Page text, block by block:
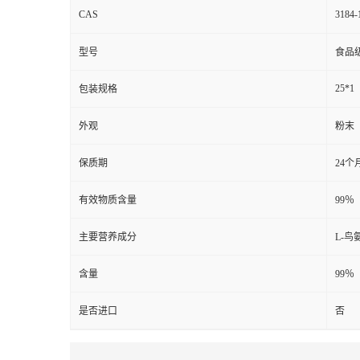
CAS 3184-
型号 食品
包装规格 25*1
外观 粉末
保质期 24个
有效物质含量 99％
主要营养成分 L-鸟
含量 99％
是否进口 否